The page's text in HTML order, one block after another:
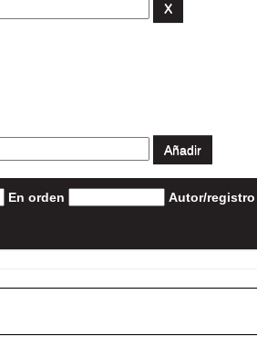
En orden Autor/registro